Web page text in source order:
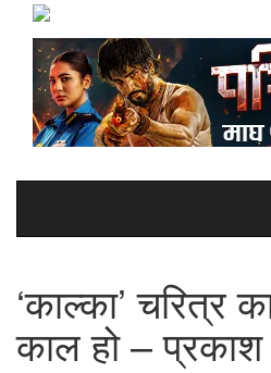
‘काल्का’ चरित्र
काल हो – प्रकाश